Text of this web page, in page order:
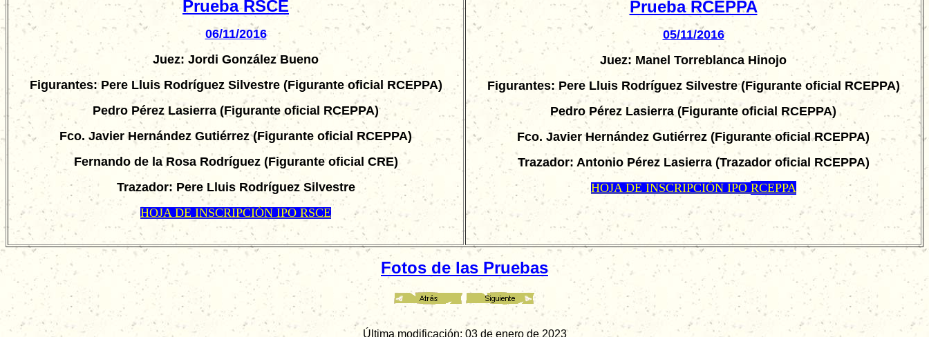
Prueba RSCE
06/11/2016
Juez: Jordi González Bueno
Figurantes: Pere Lluis Rodríguez Silvestre (Figurante oficial RCEPPA)
Pedro Pérez Lasierra (Figurante oficial RCEPPA)
Fco. Javier Hernández Gutiérrez (Figurante oficial RCEPPA)
Fernando de la Rosa Rodríguez (Figurante oficial CRE)
Trazador: Pere Lluis Rodríguez Silvestre
HOJA DE INSCRIPCIÓN IPO RSCE
Prueba RCEPPA
05/11/2016
Juez: Manel Torreblanca Hinojo
Figurantes: Pere Lluis Rodríguez Silvestre (Figurante oficial RCEPPA)
Pedro Pérez Lasierra (Figurante oficial RCEPPA)
Fco. Javier Hernández Gutiérrez (Figurante oficial RCEPPA)
Trazador: Antonio Pérez Lasierra (Trazador oficial RCEPPA)
HOJA DE INSCRIPCIÓN IPO RCEPPA
Fotos de las Pruebas
Última modificación: 03 de enero de 2023